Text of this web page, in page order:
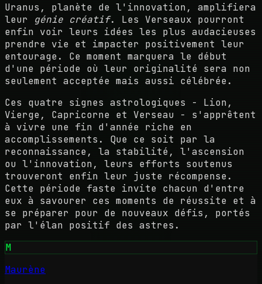
Uranus, planète de l'innovation, amplifiera
leur génie créatif. Les Verseaux pourront
enfin voir leurs idées les plus audacieuses
prendre vie et impacter positivement leur
entourage. Ce moment marquera le début
d'une période où leur originalité sera non
seulement acceptée mais aussi célébrée.
Ces quatre signes astrologiques - Lion,
Vierge, Capricorne et Verseau - s'apprêtent
à vivre une fin d'année riche en
accomplissements. Que ce soit par la
reconnaissance, la stabilité, l'ascension
ou l'innovation, leurs efforts soutenus
trouveront enfin leur juste récompense.
Cette période faste invite chacun d'entre
eux à savourer ces moments de réussite et à
se préparer pour de nouveaux défis, portés
par l'élan positif des astres.
M
Maurène